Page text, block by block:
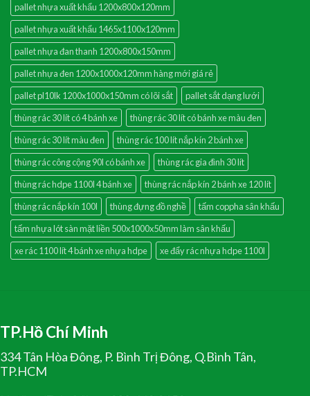
pallet nhựa xuất khẩu 1200x800x120mm
pallet nhựa xuất khẩu 1465x1100x120mm
pallet nhựa đan thanh 1200x800x150mm
pallet nhựa đen 1200x1000x120mm hàng mới giá rẻ
pallet pl10lk 1200x1000x150mm có lõi sắt
pallet sắt dạng lưới
thùng rác 30 lít có 4 bánh xe
thùng rác 30 lít có bánh xe màu đen
thùng rác 30 lít màu đen
thùng rác 100 lít nắp kín 2 bánh xe
thùng rác công cộng 90l có bánh xe
thùng rác gia đình 30 lít
thùng rác hdpe 1100l 4 bánh xe
thùng rác nắp kín 2 bánh xe 120 lít
thùng rác nắp kín 100l
thùng đựng đồ nghề
tấm coppha sân khấu
tấm nhựa lót sàn mặt liền 500x1000x50mm làm sân khấu
xe rác 1100 lít 4 bánh xe nhựa hdpe
xe đẩy rác nhựa hdpe 1100l
TP.Hồ Chí Minh
334 Tân Hòa Đông, P. Bình Trị Đông, Q.Bình Tân,
TP.HCM